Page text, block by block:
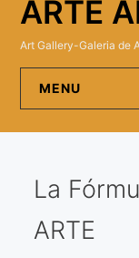
ARTE
Art Gallery-Galeria de
MENU
Artistas
Galería virtual
La
ARTE